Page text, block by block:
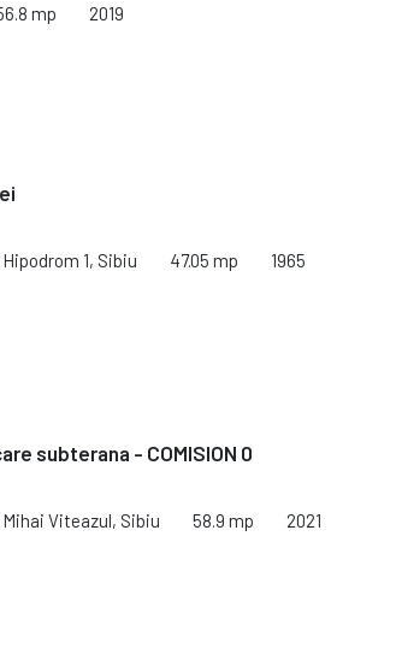
mp 2019
Hipodrom 1, Sibiu 47.05 mp 1965
subterana - COMISION 0
Mihai Viteazul, Sibiu 58.9 mp 2021